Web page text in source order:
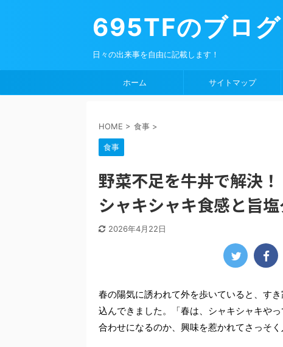
695TFのブログ
日々の出来事を自由に記載します！
ホーム サイトマップ
HOME > 食事 >
食事
野菜不足を牛丼で解決
シャキシャキ食感と旨
2026年4月22日
春の陽気に誘われて外を歩いていると、す
込んできました。「春は、シャキシャキや
合わせになるのか、興味を惹かれてさっそく